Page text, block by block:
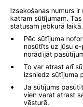
Izsekošanas numurs
katram sūtījumam.
statusam jebkurā laikā.
Pēc sūtījuma
nosūtīts uz jūsu
norādījāt
To var atrast arī
izsniedz sūtījuma
Ja sūtījums
vien varat atrast
vēsturē.